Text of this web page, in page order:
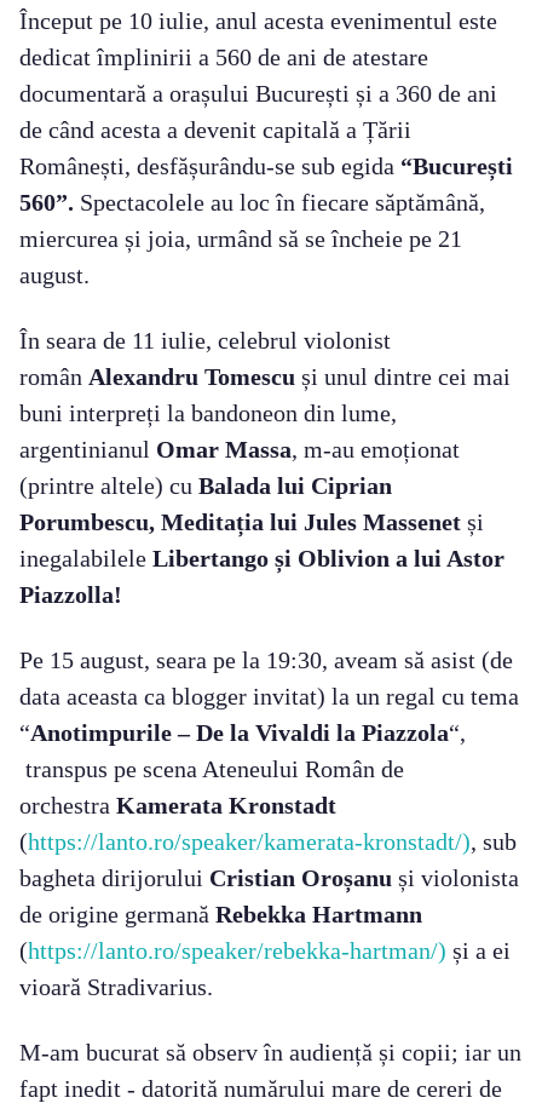
Început pe 10 iulie, anul acesta evenimentul este
dedicat împlinirii a 560 de ani de atestare
documentară a orașului București și a 360 de ani
de când acesta a devenit capitală a Țării
Românești, desfășurându-se sub egida “București
560”. Spectacolele au loc în fiecare săptămână,
miercurea și joia, urmând să se încheie pe 21
august.
În seara de 11 iulie, celebrul violonist
român Alexandru Tomescu și unul dintre cei mai
buni interpreți la bandoneon din lume,
argentinianul Omar Massa, m-au emoționat
(printre altele) cu Balada lui Ciprian
Porumbescu, Meditația lui Jules Massenet și
inegalabilele Libertango și Oblivion a lui Astor
Piazzolla!
Pe 15 august, seara pe la 19:30, aveam să asist (de
data aceasta ca blogger invitat) la un regal cu tema
“Anotimpurile – De la Vivaldi la Piazzola“,
transpus pe scena Ateneului Român de
orchestra Kamerata Kronstadt
(https://lanto.ro/speaker/kamerata-kronstadt/), sub
bagheta dirijorului Cristian Oroșanu și violonista
de origine germană Rebekka Hartmann
(https://lanto.ro/speaker/rebekka-hartman/) și a ei
vioară Stradivarius.
M-am bucurat să observ în audiență și copii; iar un
fapt inedit - datorită numărului mare de cereri de